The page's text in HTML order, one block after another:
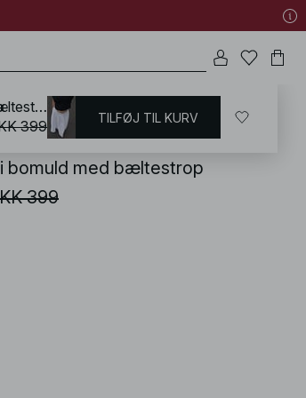
formet Nederdel
bomuld med bæltestrop
399
Maxinederdel i bomuld med bæltestrop
399 TILFØJ TIL KURV